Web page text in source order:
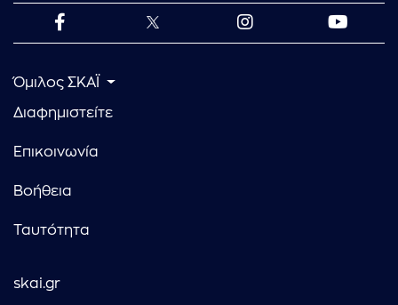
Όμιλος ΣΚΑΪ
Διαφημιστείτε
Επικοινωνία
Βοήθεια
Ταυτότητα
skai.gr